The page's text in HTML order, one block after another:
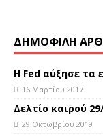
ΔΗΜΟΦΙΛΗ
Η Fed αύξησε τα
16 Μαρτίου 2017
Δελτίο καιρού
29 Οκτωβρίου 2019